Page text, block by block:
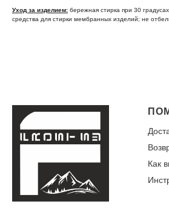
Уход за изделием: бережная стирка при 30
средства для стирки мембранных изделий; не
Как